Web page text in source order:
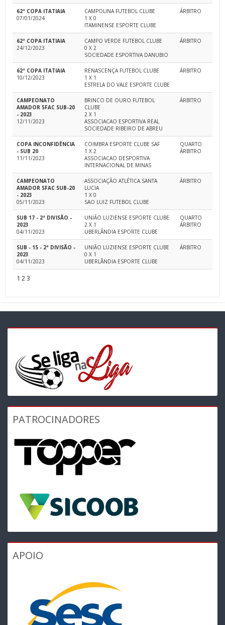
62ª COPA ITATIAIA
07/01/2024
CAMPOLINA FUTEBOL CLUBE
1 X 0
ITAMINENSE ESPORTE CLUBE
ÁRBITRO
62ª COPA ITATIAIA
24/12/2023
CAMPO VERDE FUTEBOL CLUBE
0 X 2
SOCIEDADE ESPORTIVA DANUBIO
ÁRBITRO
62ª COPA ITATIAIA
10/12/2023
RENASCENÇA FUTEBOL CLUBE
1 X 1
ESTRELA DO VALE ESPORTE CLUBE
ÁRBITRO
CAMPEONATO
AMADOR SFAC SUB-20
- 2023
12/11/2023
BRINCO DE OURO FUTEBOL
CLUBE
2 X 1
ASSOCIACAO ESPORTIVA REAL
SOCIEDADE RIBEIRO DE ABREU
ÁRBITRO
COPA INCONFIDÊNCIA
- SUB 20
11/11/2023
COIMBRA ESPORTE CLUBE SAF
1 X 2
ASSOCIACAO DESPORTIVA
INTERNACIONAL DE MINAS
QUARTO
ÁRBITRO
CAMPEONATO
AMADOR SFAC SUB-20
- 2023
05/11/2023
ASSOCIAÇÃO ATLÉTICA SANTA
LUCIA
1 X 0
SAO LUIZ FUTEBOL CLUBE
ÁRBITRO
SUB 17 - 2ª DIVISÃO -
2023
04/11/2023
UNIÃO LUZIENSE ESPORTE CLUBE
2 X 1
UBERLÂNDIA ESPORTE CLUBE
QUARTO
ÁRBITRO
SUB - 15 - 2ª DIVISÃO -
2023
04/11/2023
UNIÃO LUZIENSE ESPORTE CLUBE
0 X 1
UBERLÂNDIA ESPORTE CLUBE
ÁRBITRO
1 23
PATROCINADORES
APOIO